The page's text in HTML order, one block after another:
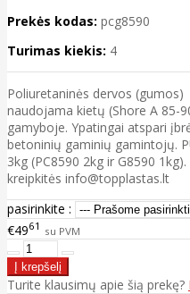
Prekės kodas: pcg8590
Turimas kiekis: 4
Poliuretaninės dervos
naudojama kietų (Shore A 85-
gamyboje. Ypatingai atspari
betoninių gaminių gamintojų.
3kg (PC8590 2kg ir G8590
kreipkitės info@topplastas.lt
pasirinkite :
€4961 su PVM
Turite klausimų apie šią prekę?